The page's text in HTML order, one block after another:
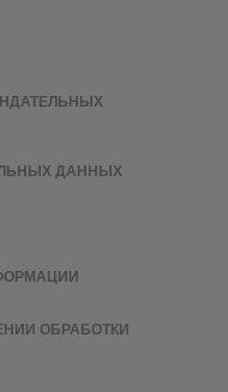
ДАННЫХ
ОБРАБОТКИ